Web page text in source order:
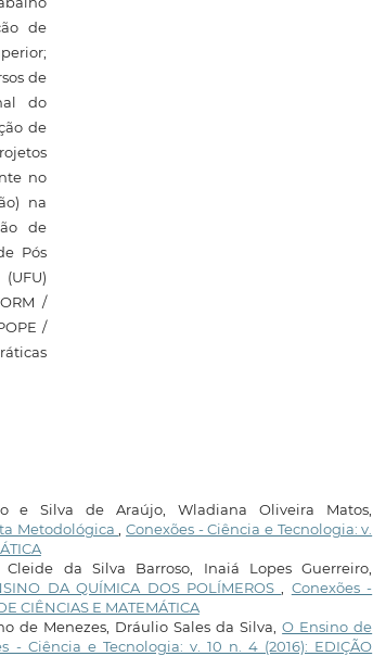
de
de
do
de
no
na
de
Pós
/
/
e Silva de Araújo, Wladiana Oliveira Matos,
Metodológica
,Conexões - Ciência e Tecnologia: v.
da Silva Barroso, Inaiá Lopes Guerreiro,
DA QUÍMICA DOS POLÍMEROS
Conexões -
CIÊNCIAS E MATEMÁTICA
de Menezes, Dráulio Sales da Silva,O Ensino de
- Ciência e Tecnologia: v. 10 n. 4 (2016): EDIÇÃO